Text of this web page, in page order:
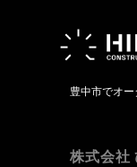
豊中市でオ
株式会社